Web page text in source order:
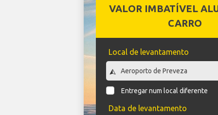
VALOR IMBATÍVEL
CARRO
Local de levantamento
Entregar num local diferente
Data de levantamento